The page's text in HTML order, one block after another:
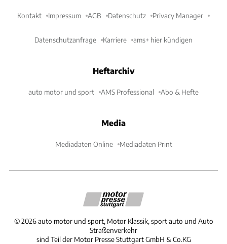
Kontakt Impressum AGB Datenschutz Privacy Manager
Datenschutzanfrage Karriere ams+ hier kündigen
Heftarchiv
auto motor und sport AMS Professional Abo & Hefte
Media
Mediadaten Online Mediadaten Print
©2026 auto motor und sport, Motor Klassik, sport auto und Auto
Straßenverkehr
sind Teil der Motor Presse Stuttgart GmbH & Co.KG